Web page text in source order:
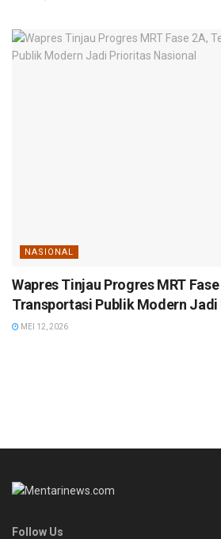
NASIONAL
Wapres Tinjau Progres MRT
Transportasi Publik Modern Jadi
MEI 12, 2026
Follow Us